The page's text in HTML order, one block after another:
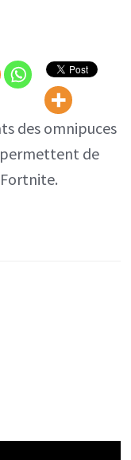
des
omnipuces,
semaine
des omnipuces
permettent de